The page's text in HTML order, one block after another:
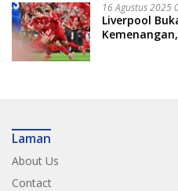
16 Agustus 2025
Liverpool
Laman
About Us
Contact